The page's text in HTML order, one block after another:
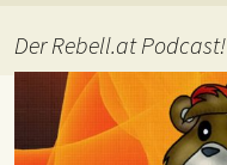
Der Rebell.at Podcast!